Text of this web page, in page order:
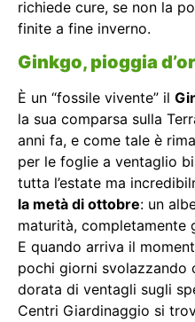
richiede cure, se non la
finite a fine inverno.
Ginkgo, pioggia
È un “fossile vivente” il
la sua comparsa sulla
anni fa, e come tale è
per le foglie a ventaglio
tutta l’estate ma
la metà di ottobre: un
maturità, completamente
E quando arriva il
pochi giorni svolazzando
dorata di ventagli sugli
Centri Giardinaggio si